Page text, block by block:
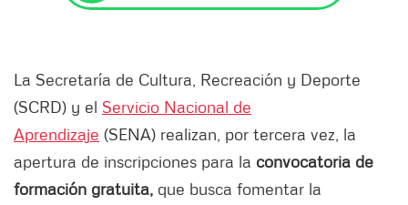
La Secretaría de Cultura, Recreación y Deporte
(SCRD) y el Servicio Nacional de
Aprendizaje (SENA) realizan, por tercera vez, la
apertura de inscripciones para la convocatoria de
formación gratuita, que busca fomentar la